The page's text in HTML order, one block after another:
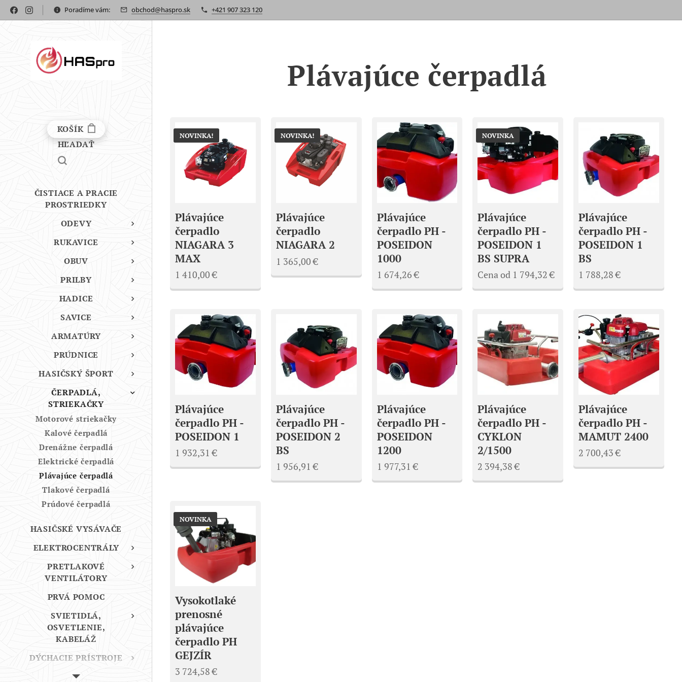
Poradíme vám: obchod@haspro.sk +421 907 323 120
KOŠÍK
HĽADAŤ
ČISTIACE A PRACIE
PROSTRIEDKY
ODEVY
RUKAVICE
OBUV
PRILBY
HADICE
SAVICE
ARMATÚRY
PRÚDNICE
HASIČSKÝ ŠPORT
ČERPADLÁ,
STRIEKAČKY
Motorové striekačky
Kalové čerpadlá
Drenážne čerpadlá
Elektrické čerpadlá
Plávajúce čerpadlá
Tlakové čerpadlá
Prúdové čerpadlá
HASIČSKÉ VYSÁVAČE
ELEKTROCENTRÁLY
PRETLAKOVÉ
VENTILÁTORY
PRVÁ POMOC
SVIETIDLÁ,
OSVETLENIE,
KABELÁŽ
DÝCHACIE PRÍSTROJE
TERMOKAMERY
Plávajúce čerpadlá
Plávajúce
čerpadlo
NIAGARA 3
MAX
NOVINKA!
1 410,00€
Plávajúce
čerpadlo
NIAGARA 2
NOVINKA!
1 365,00€
Plávajúce
čerpadlo PH -
POSEIDON
1000
1 674,26€
Plávajúce
čerpadlo PH -
POSEIDON 1
BS SUPRA
NOVINKA
Cena od 1 794,32€
Plávajúce
čerpadlo PH -
POSEIDON 1
BS
1 788,28€
Plávajúce
čerpadlo PH -
POSEIDON 1
1 932,31 €
Plávajúce
čerpadlo PH -
POSEIDON 2
BS
1 956,91 €
Plávajúce
čerpadlo PH -
POSEIDON
1200
1 977,31 €
Plávajúce
čerpadlo PH -
CYKLON
2/1500
2 394,38€
Plávajúce
čerpadlo PH -
MAMUT 2400
2 700,43€
Vysokotlaké
prenosné
plávajúce
čerpadlo PH
GEJZÍR
NOVINKA
3 724,58€